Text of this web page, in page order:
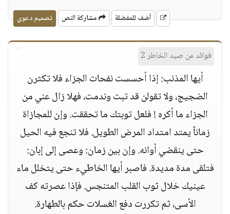
أضف للمفضلة مشاركة النص تصميم دعوي
فوائد من صيد الخاطر 2
أيها المذنب: إذا أحسست نفحات الجزاء فلا تكثرن
الضجيج، ولا تقولن قد تبت وندمت، فهلا زال عني من
الجزاء ما أكره ! فلعل توبتك ما تحققت. وإن للمجازاة
زماناً يمتد امتداد المرض الطويل. فلا تنجع فيه الحيل
حتى ينقضي أوانه. وإن بين زمان: وعصى إلى إبان:
فتلقى مدة مديدة. فاصبر أيها الخاطيء حتى يتخلل ماء
عينيك خلال ثوب القلب المتنجس. فإذا عصرته كف
الأسى، ثم تكررت دفع الغسلات حكم بالطهارة.